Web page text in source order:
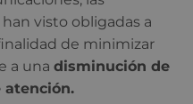
visto obligadas a
de minimizar
a una disminución de
atención.